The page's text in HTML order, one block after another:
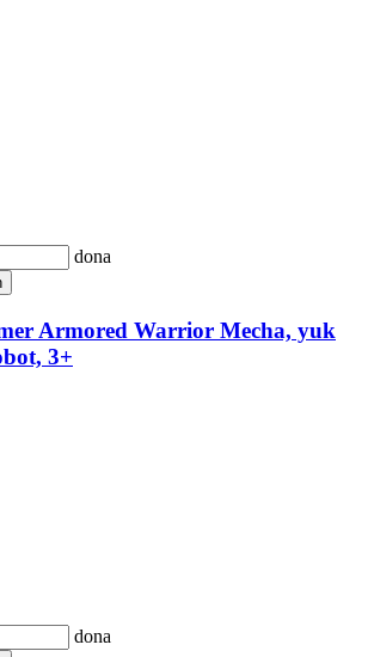
dona
Armored Warrior Mecha, yuk
3+
dona